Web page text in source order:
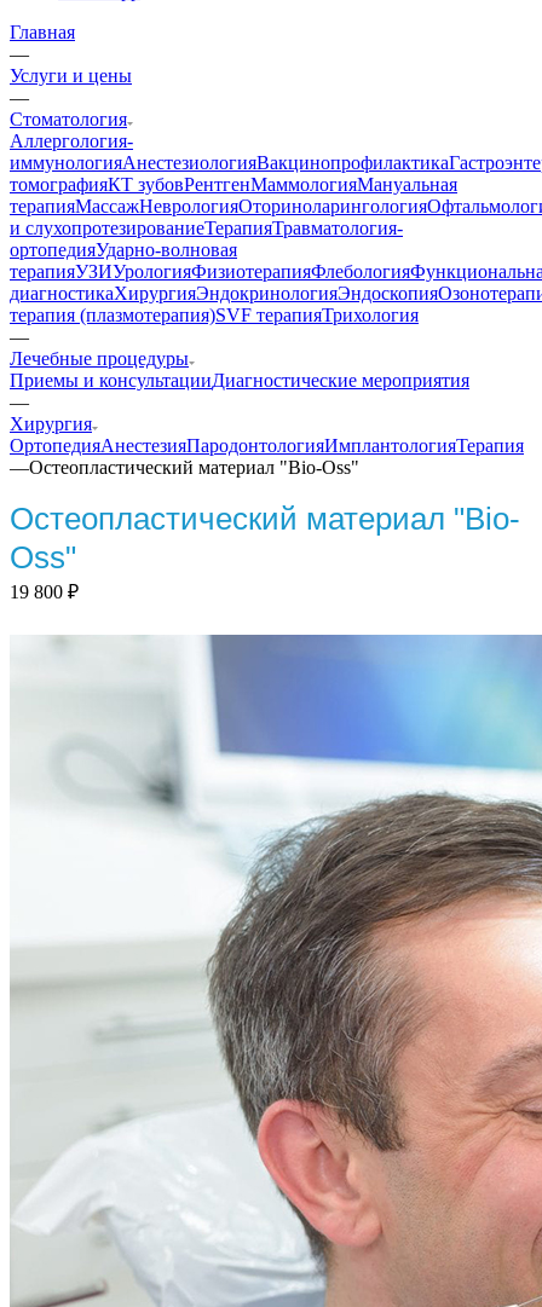
Главная
—
Услуги и цены
—
Стоматология
Аллергология-
иммунологияАнестезиологияВакцинопрофилактика
томографияКТ зубовРентгенМаммологияМануальная
терапияМассажНеврологияОториноларингология
и слухопротезированиеТерапияТравматология-
ортопедияУдарно-волновая
терапияУЗИУрологияФизиотерапияФлебология
диагностикаХирургияЭндокринологияЭндоскопия
терапия (плазмотерапия)SVF терапияТрихология
—
Лечебные процедуры
Приемы и консультацииДиагностические мероприятия
—
Хирургия
ОртопедияАнестезияПародонтологияИмплантологияТерапия
—Остеопластический материал "Bio-Oss"
Остеопластический материал "Bio-
Oss"
19 800 ₽